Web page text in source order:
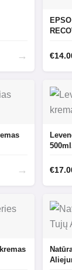
→
G
€
→ €